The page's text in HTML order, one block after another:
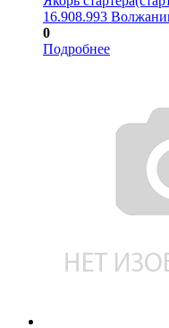
16.908.993
0
Подробнее